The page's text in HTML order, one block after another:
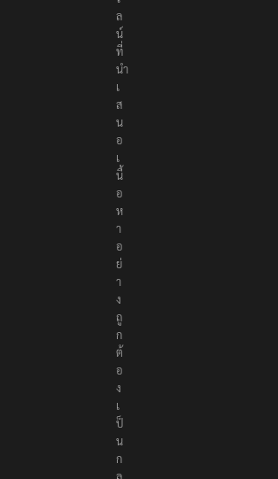
ล
น์
ที่
นำ
เ
ส
น
อ
เ
นื้
อ
ห
า
อ
ย่
า
ง
ถู
ก
ต้
อ
ง
เ
ป็
น
ก